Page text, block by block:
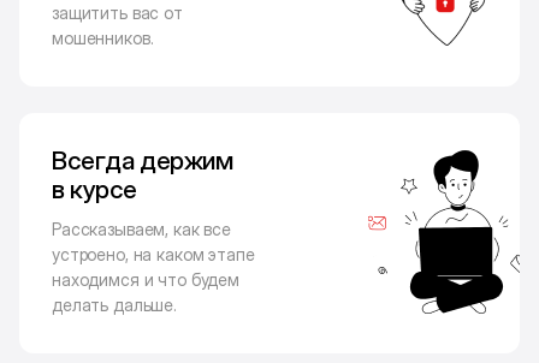
защитить вас от
мошенников.
Всегда держим
в курсе
Рассказываем, как все
устроено, на каком этапе
находимся и что будем
делать дальше.